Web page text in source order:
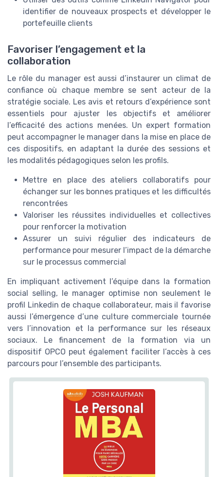
identifier de nouveaux prospects et développer le
portefeuille clients
Favoriser l’engagement et la
collaboration
Le rôle du manager est aussi d’instaurer un climat de
confiance où chaque membre se sent acteur de la
stratégie sociale. Les avis et retours d’expérience sont
essentiels pour ajuster les objectifs et améliorer
l’efficacité des actions menées. Un expert formation
peut accompagner le manager dans la mise en place de
ces dispositifs, en adaptant la durée des sessions et
les modalités pédagogiques selon les profils.
Mettre en place des ateliers collaboratifs pour
échanger sur les bonnes pratiques et les difficultés
rencontrées
Valoriser les réussites individuelles et collectives
pour renforcer la motivation
Assurer un suivi régulier des indicateurs de
performance pour mesurer l’impact de la démarche
sur le processus commercial
En impliquant activement l’équipe dans la formation
social selling, le manager optimise non seulement le
profil Linkedin de chaque collaborateur, mais il favorise
aussi l’émergence d’une culture commerciale tournée
vers l’innovation et la performance sur les réseaux
sociaux. Le financement de la formation via un
dispositif OPCO peut également faciliter l’accès à ces
parcours pour l’ensemble des participants.